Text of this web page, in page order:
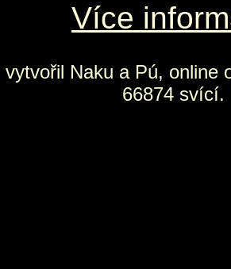
Více
vytvořil Naku a Pú, online
66874 svící.